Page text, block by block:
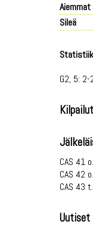
Sileä
G2, 5:
CAS 41 o.
CAS 42 o.
CAS 43 t.
Uutiset